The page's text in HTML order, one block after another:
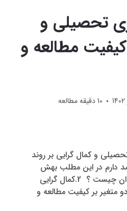
تحصیلی و
مطالعه و
10دقیقه مطالعه
تحصیلی و کمال گرایی بر روند
دارم در این مطلب بهش
بپردازم. 1.اهمال کاری و انواع ان چیست ؟ 2.کمال گرایی
4.آیا این دو متغیر بر کیفیت مطالعه و